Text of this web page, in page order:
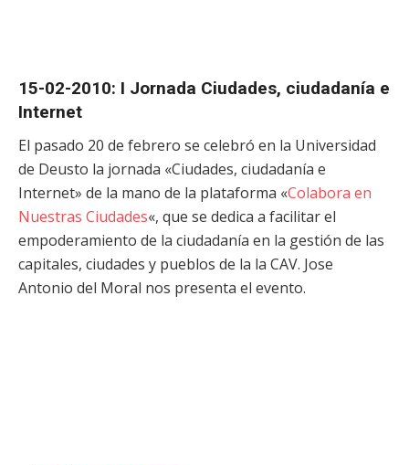
15-02-2010: I Jornada Ciudades, ciudadanía e
Internet
El pasado 20 de febrero se celebró en la Universidad
de Deusto la jornada «Ciudades, ciudadanía e
Internet» de la mano de la plataforma «Colabora en
Nuestras Ciudades«, que se dedica a facilitar el
empoderamiento de la ciudadanía en la gestión de las
capitales, ciudades y pueblos de la la CAV. Jose
Antonio del Moral nos presenta el evento.